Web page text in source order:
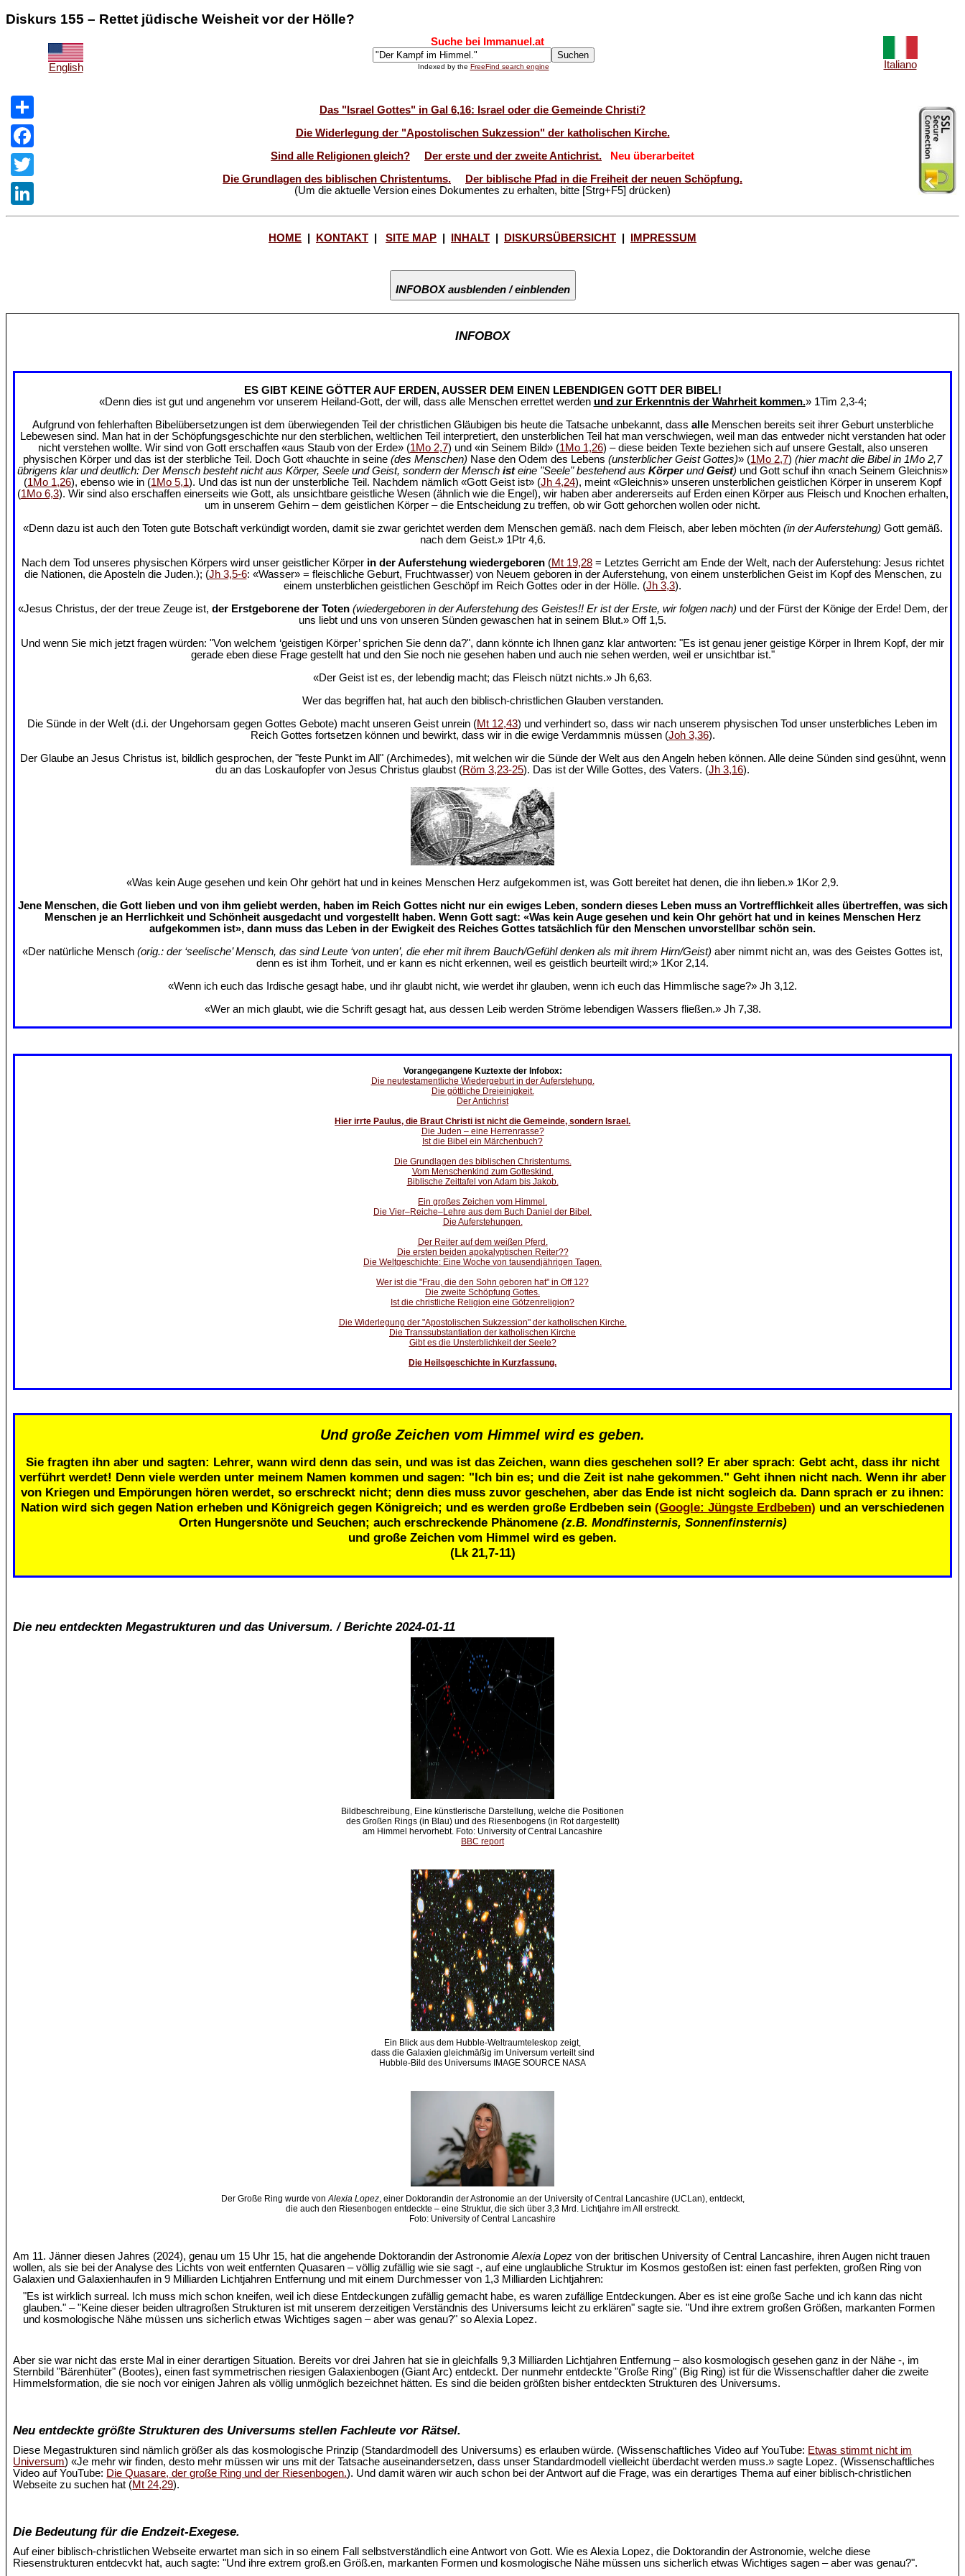
Diskurs 155 – Rettet jüdische Weisheit vor der Hölle?
English
Suche bei Immanuel.at
Indexed by the FreeFind search engine Italiano
Share
Facebook
Twitter
LinkedIn
Das "Israel Gottes" in Gal 6,16: Israel oder die Gemeinde Christi?
Die Widerlegung der "Apostolischen Sukzession" der katholischen Kirche.
Sind alle Religionen gleich?
Der erste und der zweite Antichrist.
Neu überarbeitet
Die Grundlagen des biblischen Christentums.
Der biblische Pfad in die Freiheit der neuen Schöpfung.
(Um die aktuelle Version eines Dokumentes zu erhalten, bitte [Strg+F5] drücken)
HOME KONTAKT SITE MAP INHALT DISKURSÜBERSICHT IMPRESSUM
INFOBOX ausblenden / einblenden
INFOBOX
ES GIBT KEINE GÖTTER AUF ERDEN, AUSSER DEM EINEN LEBENDIGEN GOTT DER BIBEL!
«Denn dies ist gut und angenehm vor unserem Heiland-Gott, der will, dass alle Menschen errettet werden und zur Erkenntnis der Wahrheit kommen.» 1Tim 2,3-4;
Aufgrund von fehlerhaften Bibelübersetzungen ist dem überwiegenden Teil der christlichen Gläubigen bis heute die Tatsache unbekannt, dass alleMenschen bereits seit ihrer Geburt unsterbliche
Lebewesen sind. Man hat in der Schöpfungsgeschichte nur den sterblichen, weltlichen Teil interpretiert, den unsterblichen Teil hat man verschwiegen, weil man das entweder nicht verstanden hat oder
nicht verstehen wollte. Wir sind von Gott erschaffen «aus Staub von der Erde» (1Mo 2,7) und «in Seinem Bild» (1Mo 1,26) – diese beiden Texte beziehen sich auf unsere Gestalt, also unseren
physischen Körper und das ist der sterbliche Teil. Doch Gott «hauchte in seine (des Menschen) Nase den Odem des Lebens (unsterblicher Geist Gottes)» (1Mo 2,7) (hier macht die Bibel in 1Mo 2,7
übrigens klar und deutlich: Der Mensch besteht nicht aus Körper, Seele und Geist, sondern der Mensch isteine "Seele" bestehend aus KörperundGeist) und Gott schuf ihn «nach Seinem Gleichnis»
(1Mo 1,26), ebenso wie in (1Mo 5,1). Und das ist nun der unsterbliche Teil. Nachdem nämlich «Gott Geist ist» (Jh 4,24), meint «Gleichnis» unseren unsterblichen geistlichen Körper in unserem Kopf
(1Mo 6,3). Wir sind also erschaffen einerseits wie Gott, als unsichtbare geistliche Wesen (ähnlich wie die Engel), wir haben aber andererseits auf Erden einen Körper aus Fleisch und Knochen erhalten,
um in unserem Gehirn – dem geistlichen Körper – die Entscheidung zu treffen, ob wir Gott gehorchen wollen oder nicht.
«Denn dazu ist auch den Toten gute Botschaft verkündigt worden, damit sie zwar gerichtet werden dem Menschen gemäß. nach dem Fleisch, aber leben möchten (in der Auferstehung) Gott gemäß.
nach dem Geist.» 1Ptr 4,6.
Nach dem Tod unseres physischen Körpers wird unser geistlicher Körper in der Auferstehung wiedergeboren (Mt 19,28= Letztes Gerricht am Ende der Welt, nach der Auferstehung: Jesus richtet
die Nationen, die Aposteln die Juden.); (Jh 3,5-6: «Wasser» = fleischliche Geburt, Fruchtwasser) von Neuem geboren in der Auferstehung, von einem unsterblichen Geist im Kopf des Menschen, zu
einem unsterblichen geistlichen Geschöpf im Reich Gottes oder in der Hölle. (Jh 3,3).
«Jesus Christus, der der treue Zeuge ist, der Erstgeborene der Toten (wiedergeboren in der Auferstehung des Geistes!! Er ist der Erste, wir folgen nach) und der Fürst der Könige der Erde! Dem, der
uns liebt und uns von unseren Sünden gewaschen hat in seinem Blut.» Off 1,5.
Und wenn Sie mich jetzt fragen würden: "Von welchem ‘geistigen Körper’ sprichen Sie denn da?", dann könnte ich Ihnen ganz klar antworten: "Es ist genau jener geistige Körper in Ihrem Kopf, der mir
gerade eben diese Frage gestellt hat und den Sie noch nie gesehen haben und auch nie sehen werden, weil er unsichtbar ist."
«Der Geist ist es, der lebendig macht; das Fleisch nützt nichts.» Jh 6,63.
Wer das begriffen hat, hat auch den biblisch-christlichen Glauben verstanden.
Die Sünde in der Welt (d.i. der Ungehorsam gegen Gottes Gebote) macht unseren Geist unrein (Mt 12,43) und verhindert so, dass wir nach unserem physischen Tod unser unsterbliches Leben im
Reich Gottes fortsetzen können und bewirkt, dass wir in die ewige Verdammnis müssen (Joh 3,36).
Der Glaube an Jesus Christus ist, bildlich gesprochen, der "feste Punkt im All" (Archimedes), mit welchen wir die Sünde der Welt aus den Angeln heben können. Alle deine Sünden sind gesühnt, wenn
du an das Loskaufopfer von Jesus Christus glaubst (Röm 3,23-25). Das ist der Wille Gottes, des Vaters. (Jh 3,16).
«Was kein Auge gesehen und kein Ohr gehört hat und in keines Menschen Herz aufgekommen ist, was Gott bereitet hat denen, die ihn lieben.» 1Kor 2,9.
Jene Menschen, die Gott lieben und von ihm geliebt werden, haben im Reich Gottes nicht nur ein ewiges Leben, sondern dieses Leben muss an Vortrefflichkeit alles übertreffen, was sich
Menschen je an Herrlichkeit und Schönheit ausgedacht und vorgestellt haben. Wenn Gott sagt: «Was kein Auge gesehen und kein Ohr gehört hat und in keines Menschen Herz
aufgekommen ist», dann muss das Leben in der Ewigkeit des Reiches Gottes tatsächlich für den Menschen unvorstellbar schön sein.
«Der natürliche Mensch (orig.: der ‘seelische’ Mensch, das sind Leute ‘von unten’, die eher mit ihrem Bauch/Gefühl denken als mit ihrem Hirn/Geist) aber nimmt nicht an, was des Geistes Gottes ist,
denn es ist ihm Torheit, und er kann es nicht erkennen, weil es geistlich beurteilt wird;» 1Kor 2,14.
«Wenn ich euch das Irdische gesagt habe, und ihr glaubt nicht, wie werdet ihr glauben, wenn ich euch das Himmlische sage?» Jh 3,12.
«Wer an mich glaubt, wie die Schrift gesagt hat, aus dessen Leib werden Ströme lebendigen Wassers fließen.» Jh 7,38.
Vorangegangene Kuztexte der Infobox:
Die neutestamentliche Wiedergeburt in der Auferstehung.
Die göttliche Dreieinigkeit.
Der Antichrist
Hier irrte Paulus, die Braut Christi ist nicht die Gemeinde, sondern Israel.
Die Juden – eine Herrenrasse?
Ist die Bibel ein Märchenbuch?
Die Grundlagen des biblischen Christentums.
Vom Menschenkind zum Gotteskind.
Biblische Zeittafel von Adam bis Jakob.
Ein großes Zeichen vom Himmel.
Die Vier–Reiche–Lehre aus dem Buch Daniel der Bibel.
Die Auferstehungen.
Der Reiter auf dem weißen Pferd.
Die ersten beiden apokalyptischen Reiter??
Die Weltgeschichte: Eine Woche von tausendjährigen Tagen.
Wer ist die "Frau, die den Sohn geboren hat" in Off 12?
Die zweite Schöpfung Gottes.
Ist die christliche Religion eine Götzenreligion?
Die Widerlegung der "Apostolischen Sukzession" der katholischen Kirche.
Die Transsubstantiation der katholischen Kirche
Gibt es die Unsterblichkeit der Seele?
Die Heilsgeschichte in Kurzfassung.
Und große Zeichen vom Himmel wird es geben.
Sie fragten ihn aber und sagten: Lehrer, wann wird denn das sein, und was ist das Zeichen, wann dies geschehen soll? Er aber sprach: Gebt acht, dass ihr nicht
verführt werdet! Denn viele werden unter meinem Namen kommen und sagen: "Ich bin es; und die Zeit ist nahe gekommen." Geht ihnen nicht nach. Wenn ihr aber
von Kriegen und Empörungen hören werdet, so erschreckt nicht; denn dies muss zuvor geschehen, aber das Ende ist nicht sogleich da. Dann sprach er zu ihnen:
Nation wird sich gegen Nation erheben und Königreich gegen Königreich; und es werden große Erdbeben sein (Google: Jüngste Erdbeben) und an verschiedenen
Orten Hungersnöte und Seuchen; auch erschreckende Phänomene (z.B. Mondfinsternis, Sonnenfinsternis)
und große Zeichen vom Himmel wird es geben.
(Lk 21,7-11)
Die neu entdeckten Megastrukturen und das Universum. / Berichte 2024-01-11
Bildbeschreibung, Eine künstlerische Darstellung, welche die Positionen
des Großen Rings (in Blau) und des Riesenbogens (in Rot dargestellt)
am Himmel hervorhebt. Foto: University of Central Lancashire
BBC report
Ein Blick aus dem Hubble-Weltraumteleskop zeigt,
dass die Galaxien gleichmäßig im Universum verteilt sind
Hubble-Bild des Universums IMAGE SOURCE NASA
Der Große Ring wurde von Alexia Lopez, einer Doktorandin der Astronomie an der University of Central Lancashire (UCLan), entdeckt,
die auch den Riesenbogen entdeckte – eine Struktur, die sich über 3,3 Mrd. Lichtjahre im All erstreckt.
Foto: University of Central Lancashire
Am 11. Jänner diesen Jahres (2024), genau um 15 Uhr 15, hat die angehende Doktorandin der AstronomieAlexia Lopez von der britischen University of Central Lancashire, ihren Augen nicht trauen
wollen, als sie bei der Analyse des Lichts von weit entfernten Quasaren – völlig zufällig wie sie sagt -, auf eine unglaubliche Struktur im Kosmos gestoßen ist: einen fast perfekten, großen Ring von
Galaxien und Galaxienhaufen in 9 Milliarden Lichtjahren Entfernung und mit einem Durchmesser von 1,3 Milliarden Lichtjahren:
"Es ist wirklich surreal. Ich muss mich schon kneifen, weil ich diese Entdeckungen zufällig gemacht habe, es waren zufällige Entdeckungen. Aber es ist eine große Sache und ich kann das nicht
glauben." – "Keine dieser beiden ultragroßen Strukturen ist mit unserem derzeitigen Verständnis des Universums leicht zu erklären" sagte sie. "Und ihre extrem großen Größen, markanten Formen
und kosmologische Nähe müssen uns sicherlich etwas Wichtiges sagen – aber was genau?" so Alexia Lopez.
Aber sie war nicht das erste Mal in einer derartigen Situation. Bereits vor drei Jahren hat sie in gleichfalls 9,3 Milliarden Lichtjahren Entfernung – also kosmologisch gesehen ganz in der Nähe -, im
Sternbild "Bärenhüter" (Bootes), einen fast symmetrischen riesigen Galaxienbogen (Giant Arc) entdeckt. Der nunmehr entdeckte "Große Ring" (Big Ring) ist für die Wissenschaftler daher die zweite
Himmelsformation, die sie noch vor einigen Jahren als völlig unmöglich bezeichnet hätten. Es sind die beiden größten bisher entdeckten Strukturen des Universums.
Neu entdeckte größte Strukturen des Universums stellen Fachleute vor Rätsel.
Diese Megastrukturen sind nämlich größer als das kosmologische Prinzip (Standardmodell des Universums) es erlauben würde. (Wissenschaftliches Video auf YouTube: Etwas stimmt nicht im
Universum) «Je mehr wir finden, desto mehr müssen wir uns mit der Tatsache auseinandersetzen, dass unser Standardmodell vielleicht überdacht werden muss.» sagte Lopez. (Wissenschaftliches
Video auf YouTube: Die Quasare, der große Ring und der Riesenbogen.). Und damit wären wir auch schon bei der Antwort auf die Frage, was ein derartiges Thema auf einer biblisch-christlichen
Webseite zu suchen hat (Mt 24,29).
Die Bedeutung für die Endzeit-Exegese.
Auf einer biblisch-christlichen Webseite erwartet man sich in so einem Fall selbstverständlich eine Antwort von Gott. Wie es Alexia Lopez, die Doktorandin der Astronomie, welche diese
Riesenstrukturen entdecvkt hat, auch sagte: "Und ihre extrem groß.en Größ.en, markanten Formen und kosmologische Nähe müssen uns sicherlich etwas Wichtiges sagen – aber was genau?".